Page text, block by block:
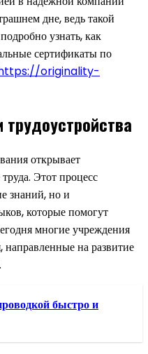
дне, ведь такой
узнать, как
сертификаты по
originality-
открывает
Этот процесс
знаний, но и
которые помогут
многие учреждения
на развитие
быстро и